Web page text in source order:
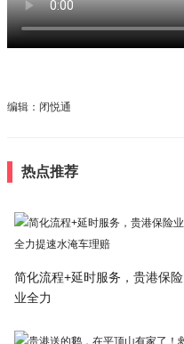
编辑：闭悦通
热点推荐
简化流程+延时服务，贵港保险
业全力